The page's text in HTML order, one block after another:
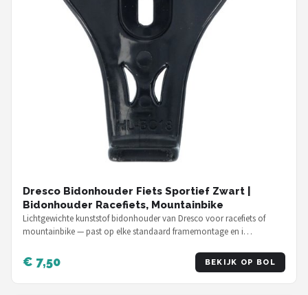
Dresco Bidonhouder Fiets Sportief Zwart |
Bidonhouder Racefiets, Mountainbike
Lichtgewichte kunststof bidonhouder van Dresco voor racefiets of
mountainbike — past op elke standaard framemontage en i…
€ 7,50 BEKIJK OP BOL